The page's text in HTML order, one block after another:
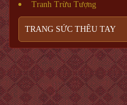
Tranh Trừu Tượng
TRANG SỨC THÊU TAY